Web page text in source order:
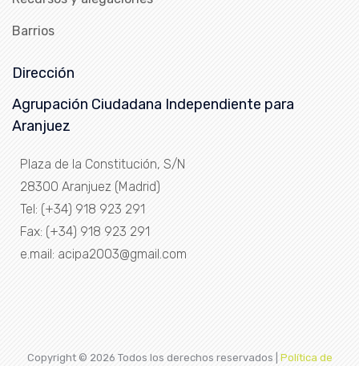
Barrios
Dirección
Agrupación Ciudadana Independiente para
Aranjuez
Plaza de la Constitución, S/N
28300 Aranjuez (Madrid)
Tel: (+34) 918 923 291
Fax: (+34) 918 923 291
e.mail: acipa2003@gmail.com
Copyright © 2026 Todos los derechos reservados | Política de